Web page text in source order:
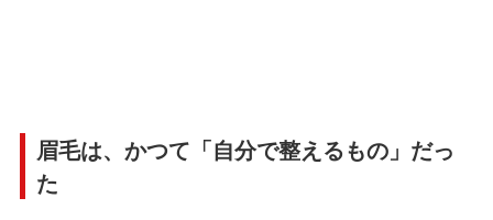
眉毛は、かつて「自分で整えるもの」だっ
た